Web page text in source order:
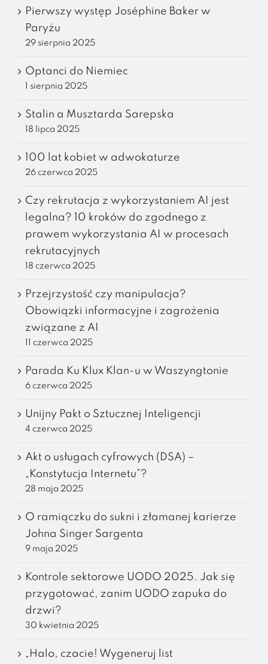
Pierwszy występ Joséphine Baker w
Paryżu
29 sierpnia 2025
Optanci do Niemiec
1 sierpnia 2025
Stalin a Musztarda Sarepska
18 lipca 2025
100 lat kobiet w adwokaturze
26 czerwca 2025
Czy rekrutacja z wykorzystaniem AI jest
legalna? 10 kroków do zgodnego z
prawem wykorzystania AI w procesach
rekrutacyjnych
18 czerwca 2025
Przejrzystość czy manipulacja?
Obowiązki informacyjne i zagrożenia
związane z AI
11 czerwca 2025
Parada Ku Klux Klan-u w Waszyngtonie
6 czerwca 2025
Unijny Pakt o Sztucznej Inteligencji
4 czerwca 2025
Akt o usługach cyfrowych (DSA) –
„Konstytucja Internetu”?
28 maja 2025
O ramiączku do sukni i złamanej karierze
Johna Singer Sargenta
9 maja 2025
Kontrole sektorowe UODO 2025. Jak się
przygotować, zanim UODO zapuka do
drzwi?
30 kwietnia 2025
„Halo, czacie! Wygeneruj list